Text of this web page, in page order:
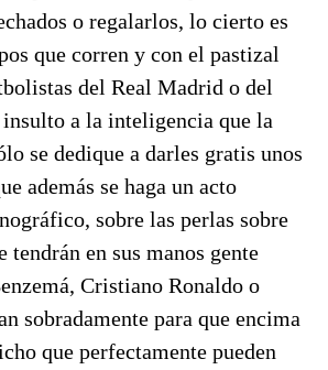
o regalarlos, lo cierto es
que corren y con el pastizal
del Real Madrid o del
insulto a la inteligencia que la
se dedique a darles gratis unos
además se haga un acto
sobre las perlas sobre
tendrán en sus manos gente
Cristiano Ronaldo o
sobradamente para que encima
que perfectamente pueden